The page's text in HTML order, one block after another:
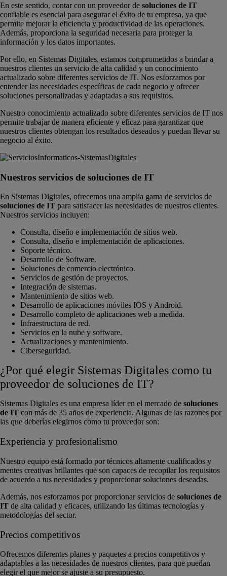
En este sentido, contar con un proveedor de soluciones de IT
confiable es esencial para asegurar el éxito de tu empresa, ya que
permite mejorar la eficiencia y productividad de las operaciones.
Además, proporciona la seguridad necesaria para proteger la
información y los datos importantes.
Por ello, en Sistemas Digitales, estamos comprometidos a brindar a
nuestros clientes un servicio de alta calidad y un conocimiento
actualizado sobre diferentes servicios de IT. Nos esforzamos por
entender las necesidades específicas de cada negocio y ofrecer
soluciones personalizadas y adaptadas a sus requisitos.
Nuestro conocimiento actualizado sobre diferentes servicios de IT nos
permite trabajar de manera eficiente y eficaz para garantizar que
nuestros clientes obtengan los resultados deseados y puedan llevar su
negocio al éxito.
Nuestros servicios de soluciones de IT
En Sistemas Digitales, ofrecemos una amplia gama de servicios de
soluciones de IT para satisfacer las necesidades de nuestros clientes.
Nuestros servicios incluyen:
Consulta, diseño e implementación de sitios web.
Consulta, diseño e implementación de aplicaciones.
Soporte técnico.
Desarrollo de Software.
Soluciones de comercio electrónico.
Servicios de gestión de proyectos.
Integración de sistemas.
Mantenimiento de sitios web.
Desarrollo de aplicaciones móviles IOS y Android.
Desarrollo completo de aplicaciones web a medida.
Infraestructura de red.
Servicios en la nube y software.
Actualizaciones y mantenimiento.
Ciberseguridad.
¿Por qué elegir Sistemas Digitales como tu
proveedor de soluciones de IT?
Sistemas Digitales es una empresa líder en el mercado de soluciones
de IT con más de 35 años de experiencia. Algunas de las razones por
las que deberías elegirnos como tu proveedor son:
Experiencia y profesionalismo
Nuestro equipo está formado por técnicos altamente cualificados y
mentes creativas brillantes que son capaces de recopilar los requisitos
de acuerdo a tus necesidades y proporcionar soluciones deseadas.
Además, nos esforzamos por proporcionar servicios de soluciones de
IT de alta calidad y eficaces, utilizando las últimas tecnologías y
metodologías del sector.
Precios competitivos
Ofrecemos diferentes planes y paquetes a precios competitivos y
adaptables a las necesidades de nuestros clientes, para que puedan
elegir el que mejor se ajuste a su presupuesto.